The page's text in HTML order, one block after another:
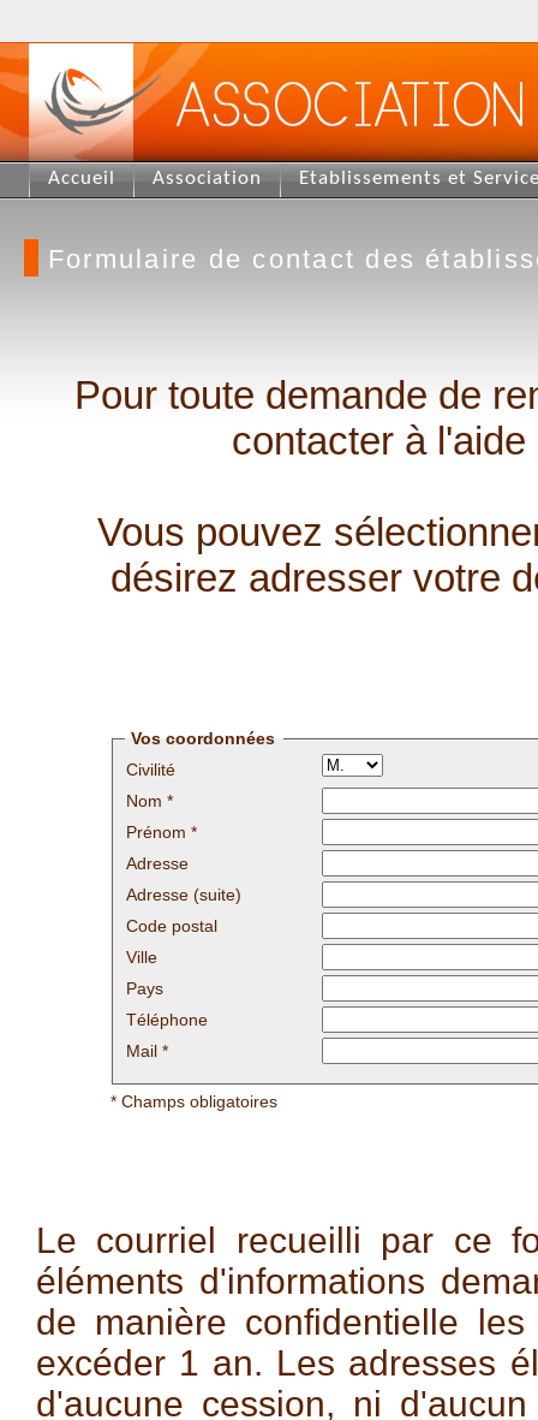
Accueil Association Etablissements et
Formulaire de contact des
Pour toute demande de
contacter à
Vous pouvez
désirez adresser votre
Vos coordonnées
Civilité
Nom *
Prénom *
Adresse
Adresse (suite)
Code postal
Ville
Pays
Téléphone
Mail *
* Champs obligatoires
Le courriel recueilli par ce
éléments d'informations
de manière confidentielle
excéder 1 an. Les adresses
d'aucune cession, ni